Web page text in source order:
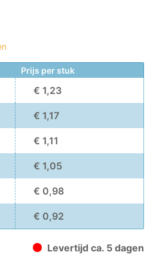
Prijs per stuk
€ 1,23
€ 1,17
€ 1,11
€ 1,05
€ 0,98
€ 0,92
Levertijd ca. 5 dagen